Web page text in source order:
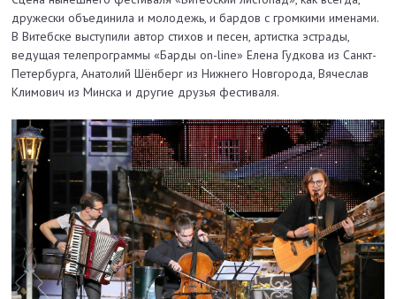
дружески объединила и молодежь, и бардов с громкими именами.
В Витебске выступили автор стихов и песен, артистка эстрады,
ведущая телепрограммы «Барды on-line» Елена Гудкова из Санкт-
Петербурга, Анатолий Шёнберг из Нижнего Новгорода, Вячеслав
Климович из Минска и другие друзья фестиваля.